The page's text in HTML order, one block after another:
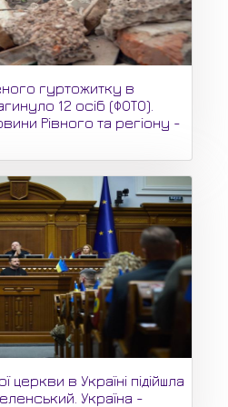
гуртожитку в
12 осіб (ФОТО).
Рівного та регіону -
в Україні підійшла
Україна -